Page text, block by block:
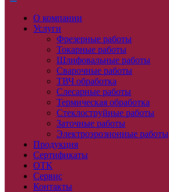
О компании
Услуги
Фрезерные работы
Токарные работы
Шлифовальные работы
Сварочные работы
ТВЧ обработка
Слесарные работы
Термическая обработка
Стеклоструйные работы
Заточные работы
Электроэрозионные работы
Продукция
Сертификаты
ОТК
Сервис
Контакты